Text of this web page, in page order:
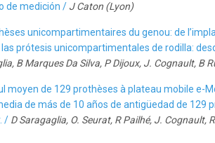
de medición / J Caton (Lyon)
unicompartimentaires du genou: de
prótesis unicompartimentales de rodilla:
B Marques Da Silva, P Dijoux, J. Cognault, B
moyen de 129 prothèses à plateau mobile e-
de más de 10 años de antigüedad de 129
/ D Saragaglia, O. Seurat, R Pailhé, J. Cognault,